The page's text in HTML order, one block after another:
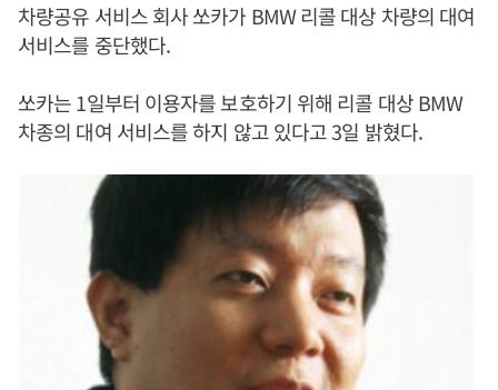
차량공유 서비스 회사 쏘카가 BMW 리콜 대상 차량의 대여
서비스를 중단했다.
쏘카는 1일부터 이용자를 보호하기 위해 리콜 대상 BMW
차종의 대여 서비스를 하지 않고 있다고 3일 밝혔다.